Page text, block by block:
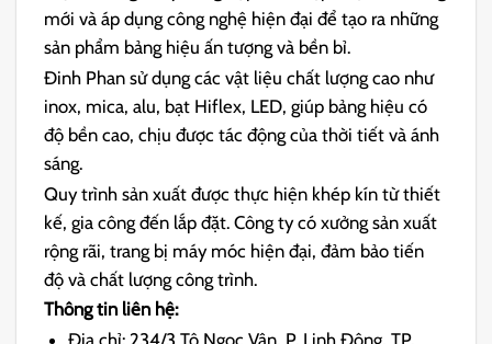
mới và áp dụng công nghệ hiện đại để tạo ra những
sản phẩm bảng hiệu ấn tượng và bền bỉ.
Đinh Phan sử dụng các vật liệu chất lượng cao như
inox, mica, alu, bạt Hiflex, LED, giúp bảng hiệu có
độ bền cao, chịu được tác động của thời tiết và ánh
sáng.
Quy trình sản xuất được thực hiện khép kín từ thiết
kế, gia công đến lắp đặt. Công ty có xưởng sản xuất
rộng rãi, trang bị máy móc hiện đại, đảm bảo tiến
độ và chất lượng công trình.
Thông tin liên hệ:
Địa chỉ: 234/3 Tô Ngọc Vân, P. Linh Đông, TP.